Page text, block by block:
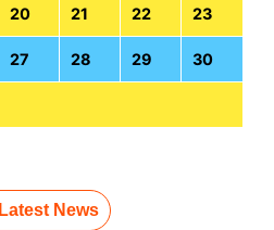
20 21 22 23
27 28 29 30
Latest News